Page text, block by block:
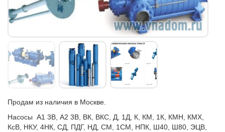
Продам из наличия в Москве.
Насосы А1 3В, А2 3В, ВК, ВКС, Д, 1Д, К, КМ, 1К, КМН, КМХ,
КсВ, НКУ, 4НК, СД, ПДГ, НД, СМ, 1СМ, НПК, Ш40, Ш80, ЭЦВ,